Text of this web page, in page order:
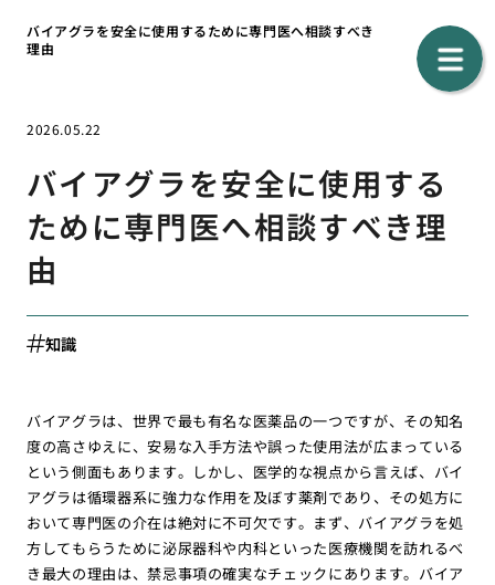
バイアグラを安全に使用するために専門医へ相談すべき
理由
2026.05.22
バイアグラを安全に使用する
ために専門医へ相談すべき理
由
知識
バイアグラは、世界で最も有名な医薬品の一つですが、その知名
度の高さゆえに、安易な入手方法や誤った使用法が広まっている
という側面もあります。しかし、医学的な視点から言えば、バイ
アグラは循環器系に強力な作用を及ぼす薬剤であり、その処方に
おいて専門医の介在は絶対に不可欠です。まず、バイアグラを処
方してもらうために泌尿器科や内科といった医療機関を訪れるべ
き最大の理由は、禁忌事項の確実なチェックにあります。バイア